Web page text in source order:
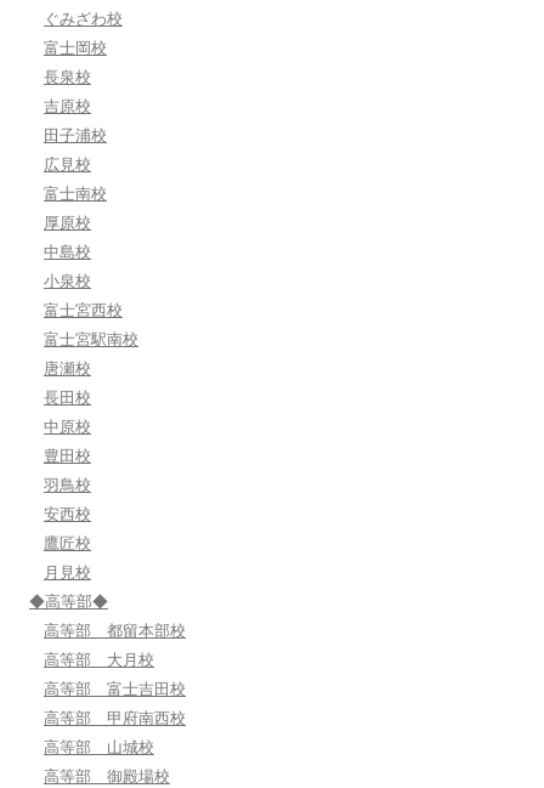
ぐみざわ校
富士岡校
長泉校
吉原校
田子浦校
広見校
富士南校
厚原校
中島校
小泉校
富士宮西校
富士宮駅南校
唐瀬校
長田校
中原校
豊田校
羽鳥校
安西校
鷹匠校
月見校
◆高等部◆
高等部 都留本部校
高等部 大月校
高等部 富士吉田校
高等部 甲府南西校
高等部 山城校
高等部 御殿場校